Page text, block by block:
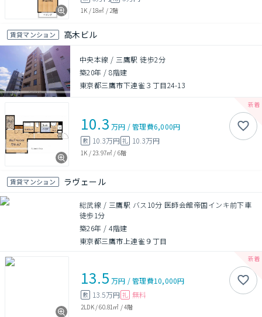
1K /18㎡ /2階
賃貸マンション 高木ビル
中央本線 / 三鷹駅 徒歩2分
築20年 /8階建
東京都三鷹市下連雀３丁目24-13
10.3 万円 /管理費6,000円
敷 10.3万円 礼 10.3万円
1K / 23.97㎡ / 6階
賃貸マンション ラヴェール
総武線 / 三鷹駅 バス10分 医師会館帝国インキ前下車
徒歩1分
築26年 /4階建
東京都三鷹市上連雀９丁目
13.5 万円 /管理費10,000円
敷 13.5万円 礼 無料
2LDK/60.81㎡ /4階